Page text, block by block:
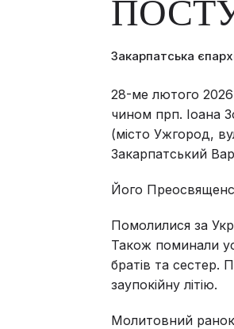
Закарпатська
28-ме лютого
чином прп. Іоана
(місто Ужгород,
Закарпатський
Його
Помолилися за
Також поминали
братів та сестер.
заупокійну літію.
Молитовний ранок